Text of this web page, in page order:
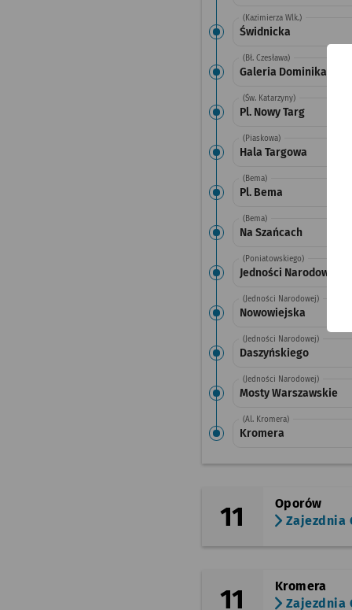
(Kazimierza Wlk.)
Świdnicka
(Bł. Czesława)
Galeria Dominikańska
(Św. Katarzyny)
Pl. Nowy Targ
(Piaskowa)
Hala Targowa
(Bema)
Pl. Bema
(Bema)
Na Szańcach
(Poniatowskiego)
Jedności Narodowej
(Jedności Narodowej)
Nowowiejska
(Jedności Narodowej)
Daszyńskiego
(Jedności Narodowej)
Mosty Warszawskie
(Al. Kromera)
Kromera
11
Oporów
Zajezdnia
11
Kromera
Zajezdnia